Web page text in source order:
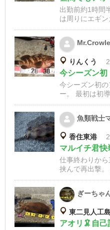
出勤前約1時間
は周りにエギン
りんくう
今シーズン初
今シーズン初
ー。 最初は初導
魚類戦士
香住東港
マルイチ君快
仕事終わりか
挟んで再出撃。
ぎーちゃ
東二見人工島
アオリ🦑自